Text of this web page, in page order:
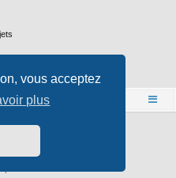
vous acceptez
plus
Software © phpBB Limited
3.3 par MrGaby
phpBB-fr.com